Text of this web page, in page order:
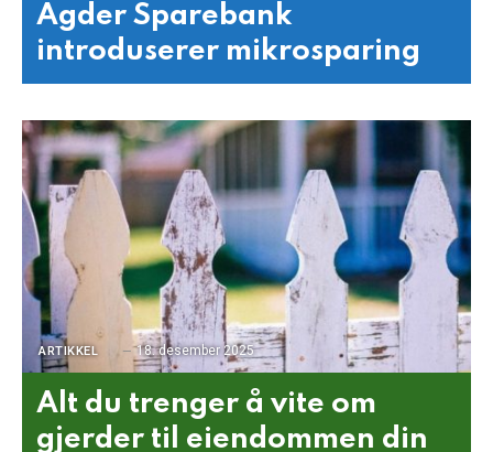
Agder Sparebank
introduserer mikrosparing
ARTIKKEL 18. desember 2025
Alt du trenger å vite om
gjerder til eiendommen din